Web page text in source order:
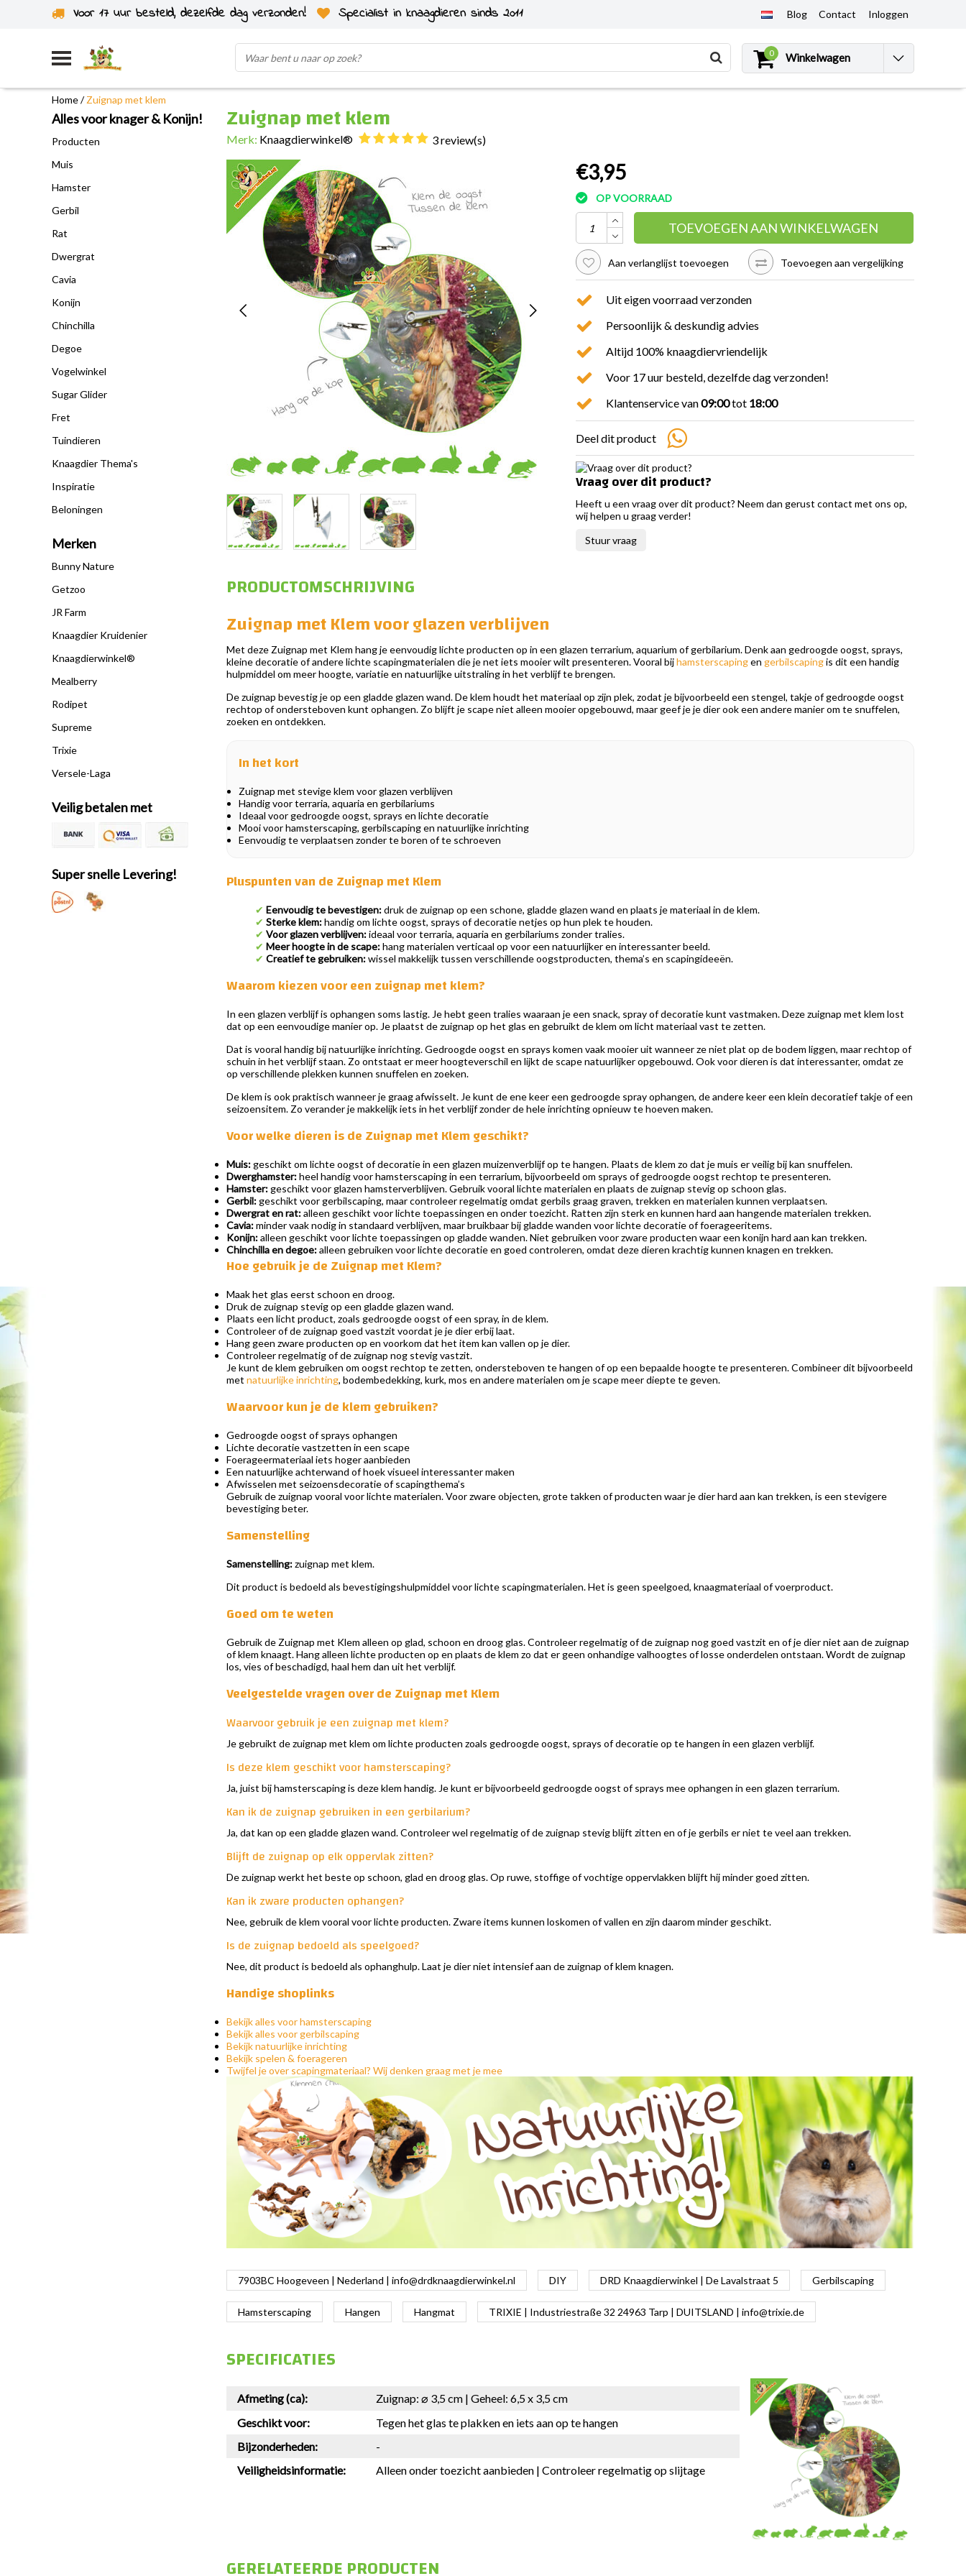
Voor 17 uur besteld, dezelfde dag verzonden!
Specialist in knaagdieren sinds 2011
Uit eigen voorraad verzonden
Blog Contact Inloggen
0 Winkelwagen
Home/Zuignap met klem
Alles voor knager & Konijn!
Producten
Muis
Hamster
Gerbil
Rat
Dwergrat
Cavia
Konijn
Chinchilla
Degoe
Vogelwinkel
Sugar Glider
Fret
Tuindieren
Knaagdier Thema's
Inspiratie
Beloningen
Merken
Bunny Nature
Getzoo
JR Farm
Knaagdier Kruidenier
Knaagdierwinkel®
Mealberry
Rodipet
Supreme
Trixie
Versele-Laga
Veilig betalen met
Super snelle Levering!
Zuignap met klem
Merk: Knaagdierwinkel® 3 review(s)
€3,95
OP VOORRAAD
TOEVOEGEN AAN WINKELWAGEN
Aan verlanglijst toevoegen Toevoegen aan vergelijking
Uit eigen voorraad verzonden
Persoonlijk & deskundig advies
Altijd 100% knaagdiervriendelijk
Voor 17 uur besteld, dezelfde dag verzonden!
Klantenservice van09:00tot 18:00
Deel dit product
Vraag over dit product?
Heeft u een vraag over dit product? Neem dan gerust contact met ons op,
wij helpen u graag verder!
Stuur vraag
PRODUCTOMSCHRIJVING
Zuignap met Klem voor glazen verblijven
Met deze Zuignap met Klem hang je eenvoudig lichte producten op in een glazen terrarium, aquarium of gerbilarium. Denk aan gedroogde oogst, sprays,
kleine decoratie of andere lichte scapingmaterialen die je net iets mooier wilt presenteren. Vooral bijhamsterscapingen gerbilscapingis dit een handig
hulpmiddel om meer hoogte, variatie en natuurlijke uitstraling in het verblijf te brengen.
De zuignap bevestig je op een gladde glazen wand. De klem houdt het materiaal op zijn plek, zodat je bijvoorbeeld een stengel, takje of gedroogde oogst
rechtop of ondersteboven kunt ophangen. Zo blijft je scape niet alleen mooier opgebouwd, maar geef je je dier ook een andere manier om te snuffelen,
zoeken en ontdekken.
In het kort
Zuignap met stevige klem voor glazen verblijven
Handig voor terraria, aquaria en gerbilariums
Ideaal voor gedroogde oogst, sprays en lichte decoratie
Mooi voor hamsterscaping, gerbilscaping en natuurlijke inrichting
Eenvoudig te verplaatsen zonder te boren of te schroeven
Pluspunten van de Zuignap met Klem
✔ Eenvoudig te bevestigen:druk de zuignap op een schone, gladde glazen wand en plaats je materiaal in de klem.
✔ Sterke klem:handig om lichte oogst, sprays of decoratie netjes op hun plek te houden.
✔ Voor glazen verblijven:ideaal voor terraria, aquaria en gerbilariums zonder tralies.
✔ Meer hoogte in de scape:hang materialen verticaal op voor een natuurlijker en interessanter beeld.
✔ Creatief te gebruiken:wissel makkelijk tussen verschillende oogstproducten, thema’s en scapingideeën.
Waarom kiezen voor een zuignap met klem?
In een glazen verblijf is ophangen soms lastig. Je hebt geen tralies waaraan je een snack, spray of decoratie kunt vastmaken. Deze zuignap met klem lost
dat op een eenvoudige manier op. Je plaatst de zuignap op het glas en gebruikt de klem om licht materiaal vast te zetten.
Dat is vooral handig bij natuurlijke inrichting. Gedroogde oogst en sprays komen vaak mooier uit wanneer ze niet plat op de bodem liggen, maar rechtop of
schuin in het verblijf staan. Zo ontstaat er meer hoogteverschil en lijkt de scape natuurlijker opgebouwd. Ook voor dieren is dat interessanter, omdat ze
op verschillende plekken kunnen snuffelen en zoeken.
De klem is ook praktisch wanneer je graag afwisselt. Je kunt de ene keer een gedroogde spray ophangen, de andere keer een klein decoratief takje of een
seizoensitem. Zo verander je makkelijk iets in het verblijf zonder de hele inrichting opnieuw te hoeven maken.
Voor welke dieren is de Zuignap met Klem geschikt?
Muis:geschikt om lichte oogst of decoratie in een glazen muizenverblijf op te hangen. Plaats de klem zo dat je muis er veilig bij kan snuffelen.
Dwerghamster:heel handig voor hamsterscaping in een terrarium, bijvoorbeeld om sprays of gedroogde oogst rechtop te presenteren.
Hamster:geschikt voor glazen hamsterverblijven. Gebruik vooral lichte materialen en plaats de zuignap stevig op schoon glas.
Gerbil:geschikt voor gerbilscaping, maar controleer regelmatig omdat gerbils graag graven, trekken en materialen kunnen verplaatsen.
Dwergrat en rat:alleen geschikt voor lichte toepassingen en onder toezicht. Ratten zijn sterk en kunnen hard aan hangende materialen trekken.
Cavia:minder vaak nodig in standaard verblijven, maar bruikbaar bij gladde wanden voor lichte decoratie of foerageeritems.
Konijn:alleen geschikt voor lichte toepassingen op gladde wanden. Niet gebruiken voor zware producten waar een konijn hard aan kan trekken.
Chinchilla en degoe:alleen gebruiken voor lichte decoratie en goed controleren, omdat deze dieren krachtig kunnen knagen en trekken.
Hoe gebruik je de Zuignap met Klem?
Maak het glas eerst schoon en droog.
Druk de zuignap stevig op een gladde glazen wand.
Plaats een licht product, zoals gedroogde oogst of een spray, in de klem.
Controleer of de zuignap goed vastzit voordat je je dier erbij laat.
Hang geen zware producten op en voorkom dat het item kan vallen op je dier.
Controleer regelmatig of de zuignap nog stevig vastzit.
Je kunt de klem gebruiken om oogst rechtop te zetten, ondersteboven te hangen of op een bepaalde hoogte te presenteren. Combineer dit bijvoorbeeld
met natuurlijke inrichting, bodembedekking, kurk, mos en andere materialen om je scape meer diepte te geven.
Waarvoor kun je de klem gebruiken?
Gedroogde oogst of sprays ophangen
Lichte decoratie vastzetten in een scape
Foerageermateriaal iets hoger aanbieden
Een natuurlijke achterwand of hoek visueel interessanter maken
Afwisselen met seizoensdecoratie of scapingthema’s
Gebruik de zuignap vooral voor lichte materialen. Voor zware objecten, grote takken of producten waar je dier hard aan kan trekken, is een stevigere
bevestiging beter.
Samenstelling
Samenstelling:zuignap met klem.
Dit product is bedoeld als bevestigingshulpmiddel voor lichte scapingmaterialen. Het is geen speelgoed, knaagmateriaal of voerproduct.
Goed om te weten
Gebruik de Zuignap met Klem alleen op glad, schoon en droog glas. Controleer regelmatig of de zuignap nog goed vastzit en of je dier niet aan de zuignap
of klem knaagt. Hang alleen lichte producten op en plaats de klem zo dat er geen onhandige valhoogtes of losse onderdelen ontstaan. Wordt de zuignap
los, vies of beschadigd, haal hem dan uit het verblijf.
Veelgestelde vragen over de Zuignap met Klem
Waarvoor gebruik je een zuignap met klem?
Je gebruikt de zuignap met klem om lichte producten zoals gedroogde oogst, sprays of decoratie op te hangen in een glazen verblijf.
Is deze klem geschikt voor hamsterscaping?
Ja, juist bij hamsterscaping is deze klem handig. Je kunt er bijvoorbeeld gedroogde oogst of sprays mee ophangen in een glazen terrarium.
Kan ik de zuignap gebruiken in een gerbilarium?
Ja, dat kan op een gladde glazen wand. Controleer wel regelmatig of de zuignap stevig blijft zitten en of je gerbils er niet te veel aan trekken.
Blijft de zuignap op elk oppervlak zitten?
De zuignap werkt het beste op schoon, glad en droog glas. Op ruwe, stoffige of vochtige oppervlakken blijft hij minder goed zitten.
Kan ik zware producten ophangen?
Nee, gebruik de klem vooral voor lichte producten. Zware items kunnen loskomen of vallen en zijn daarom minder geschikt.
Is de zuignap bedoeld als speelgoed?
Nee, dit product is bedoeld als ophanghulp. Laat je dier niet intensief aan de zuignap of klem knagen.
Handige shoplinks
Bekijk alles voor hamsterscaping
Bekijk alles voor gerbilscaping
Bekijk natuurlijke inrichting
Bekijk spelen & foerageren
Twijfel je over scapingmateriaal? Wij denken graag met je mee
7903BC Hoogeveen | Nederland | info@drdknaagdierwinkel.nl DIY DRD Knaagdierwinkel | De Lavalstraat 5 Gerbilscaping
Hamsterscaping Hangen Hangmat TRIXIE | Industriestraße 32 24963 Tarp | DUITSLAND | info@trixie.de
SPECIFICATIES
Afmeting (ca):
Zuignap: ⌀ 3,5 cm | Geheel: 6,5 x 3,5 cm
Geschikt voor:
Tegen het glas te plakken en iets aan op te hangen
Bijzonderheden:
-
Veiligheidsinformatie:
Alleen onder toezicht aanbieden | Controleer regelmatig op slijtage
GERELATEERDE PRODUCTEN